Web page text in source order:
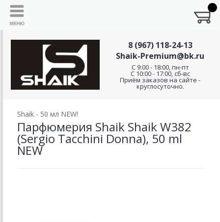
8 (967) 118-24-13
Shaik-Premium@bk.ru
C 9:00 - 18:00, пн-пт
С 10:00 - 17:00, сб-вс
Приём заказов на сайте -
круглосуточно.
Shaik - 50 мл NEW!
Парфюмерия Shaik Shaik W382
(Sergio Tacchini Donna), 50 ml
NEW